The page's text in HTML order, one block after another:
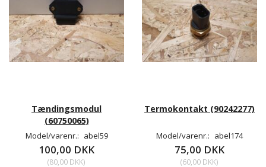
Tændingsmodul
(60750065)
Model/varenr.: abel59
100,00 DKK
(80,00 DKK)
Termokontakt (90242277)
Model/varenr.: abel174
75,00 DKK
(60,00 DKK)